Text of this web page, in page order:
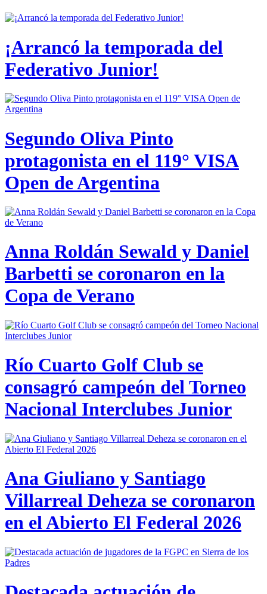
¡Arrancó la temporada del
Federativo Junior!
Segundo Oliva Pinto
protagonista en el 119° VISA
Open de Argentina
Anna Roldán Sewald y Daniel
Barbetti se coronaron en la
Copa de Verano
Río Cuarto Golf Club se
consagró campeón del Torneo
Nacional Interclubes Junior
Ana Giuliano y Santiago
Villarreal Deheza se coronaron
en el Abierto El Federal 2026